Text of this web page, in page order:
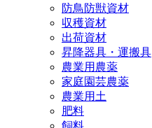
防鳥防獣資材
収穫資材
出荷資材
昇降器具・運搬具
農業用農薬
家庭園芸農薬
農業用土
肥料
飼料